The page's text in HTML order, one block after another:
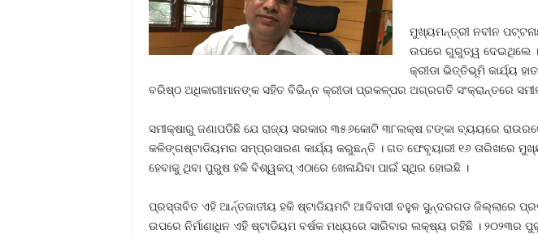
ମୁଖ୍ୟମନ୍ତ୍ରୀ ନବୀନ
ଉପରେ ଗୁରୁତ୍ୱ ଦେଇଥିଲେ
କ୍ରୀଡା ଭିତ୍ତିଭୂମି କାର୍ଯ୍ୟ
ବରିଷ୍ଠ ଅଧିକାରୀମାନଙ୍କ ସହିତ ବିଭିନ୍ନ କ୍ରୀଡା ପ୍ରକଳ୍ପର ଅଗ୍ରଗତି ସଂକ୍ରାନ୍ତରେ
ସମୀକ୍ଷାରୁ ଜଣାପଡିଛି ଯେ ରାଜ୍ୟ ସରକାର ୩୫୬କୋଟି ୩୮ଲକ୍ଷ ଟଙ୍କା ବ୍ୟୟରେ
କଳିଙ୍ଗଷ୍ଟାଡିୟମର ସମ୍ପ୍ରସାରଣ କାର୍ଯ୍ୟ କରୁଛନ୍ତି । ଗତ ଫେବୃୟାରୀ ୧୬ ତାରିଖରେ
ହେବାକୁ ଥିବା ପୁରୁଷ ହକି ବିଶ୍ୱକପ୍‍ ଏଠାରେ ଖେଳାଯିବା ପାଇଁ ସ୍ଥିର ହୋଇଛି ।
ପ୍ରସ୍ତାବିତ ଏହି ଆର୍ନ୍ତଜାତୀୟ ହକି ଷ୍ଟାଡିୟମଟି ଆଦିବାସୀ ବହୁଳ ସୁନ୍ଦରଗଡ ଜିଲ୍ଲାରେ
ଉପରେ ନିର୍ମାଣାଧିନ ଏହି ଷ୍ଟାଡିୟମ ବର୍ଷକ ମଧ୍ୟରେ ସାରିବାର ଲକ୍ଷ୍ୟ ରହିଛି ।